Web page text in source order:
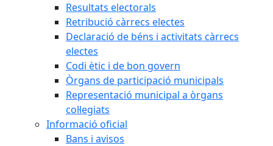
Resultats electorals
Retribució càrrecs electes
Declaració de béns i activitats càrrecs
electes
Codi ètic i de bon govern
Òrgans de participació municipals
Representació municipal a òrgans
col·legiats
Informació oficial
Bans i avisos